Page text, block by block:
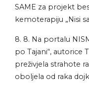
SAME za projekt
kemoterapiju „Nisi
8. 8. Na portalu
po Tajani“, autorice
preživjela strahote
oboljela od raka